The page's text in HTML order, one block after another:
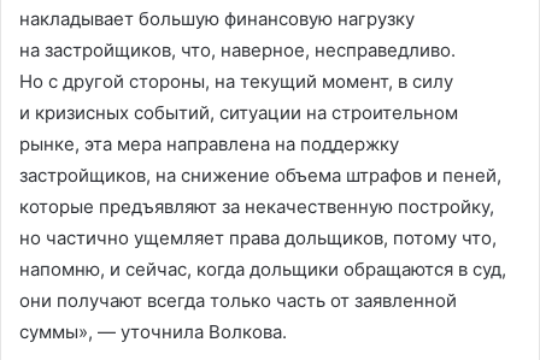
накладывает большую финансовую нагрузку
на застройщиков, что, наверное, несправедливо.
Но с другой стороны, на текущий момент, в силу
и кризисных событий, ситуации на строительном
рынке, эта мера направлена на поддержку
застройщиков, на снижение объема штрафов и пеней,
которые предъявляют за некачественную постройку,
но частично ущемляет права дольщиков, потому что,
напомню, и сейчас, когда дольщики обращаются в суд,
они получают всегда только часть от заявленной
суммы», — уточнила Волкова.